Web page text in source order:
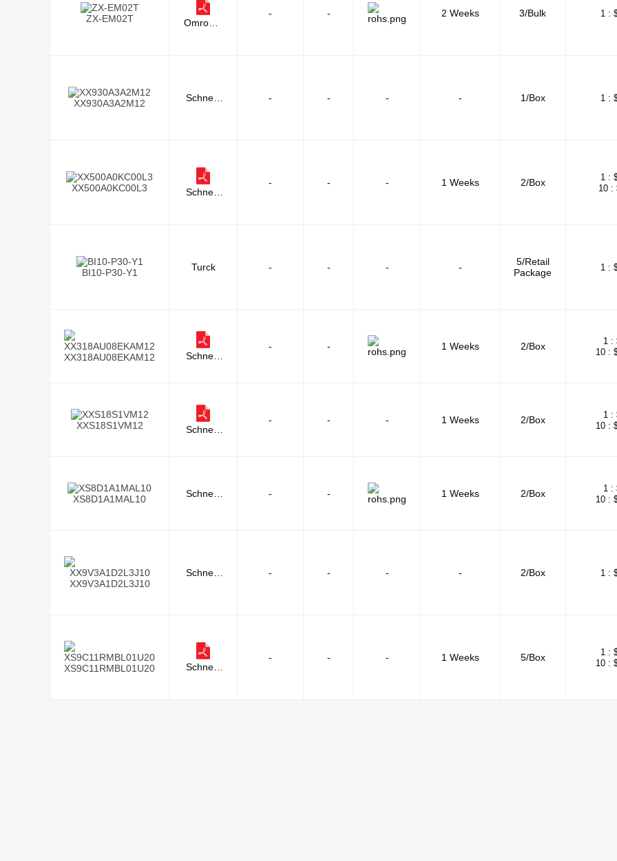
ZX-EM02T
Omron A
- - 2 Weeks 3/Bulk 1 :
XX930A3A2M12
Schneid
- - - - 1/Box 1 :
XX500A0KC00L3
Schneid
- - - 1 Weeks 2/Box 1 :
10 :
BI10-P30-Y1 Turck - - - -
5/Retail
Package
1 :
XX318AU08EKAM12
Schneid
- - 1 Weeks 2/Box 1 :
10 :
XXS18S1VM12
Schneid
- - - 1 Weeks 2/Box 1 :
10 :
XS8D1A1MAL10
Schneid
- - 1 Weeks 2/Box 1 :
10 :
XX9V3A1D2L3J10
Schneid
- - - - 2/Box 1 :
XS9C11RMBL01U20
Schneid
- - - 1 Weeks 5/Box 1 :
10 :